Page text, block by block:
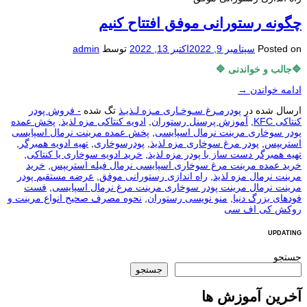
چگونه رستورانی موفق افتتاح کنیم
Posted on سپتامبر 9, 2022 اکتبر 13, 2022 توسط admin
🔷جالب و خواندنی 🔷
ادامه خواندن →
ارسال شده در پودرمـرغ سـوخـاری مـزه لـذیـذ تگ شده - فروش پودر
کنتاکی KFC
, آموزش پرسنل رستوران, ادویه کنتاکی مزه لذیذ, پخش عمده
پودر سوخاری مرینت نرمال اسپایسی, پخش عمده مرینت نرمال اسپایسی
استریپس, پودر مرغ سوخاری مزه لذیذ, پودرسوخاری, تهیه ادویه همبرگر ,
تهیه همبرگر دست ساز با پودر مزه لذیذ, خرید ادویه سوخاری یا کنتاکی,
خرید عمده مرینت مرغ سوخاری اسپایسی نرمال فیله استریپس, خرید
مرینت نرمال مزه لذیذ, راه اندازی رستورانی موفق, عرضه مستقبم پودر
مرینت نرمال مرینت پودر سوخاری مرینت مرغ نرمال اسپایسی, فست
فودهای بزرگ دنیا, منو نويسی رستوران, نحوه مصرف صحیح انواع مرینت و
روکش کی اف سی
UPDATING
جستجو
جستجو
آخرین آموزش ها